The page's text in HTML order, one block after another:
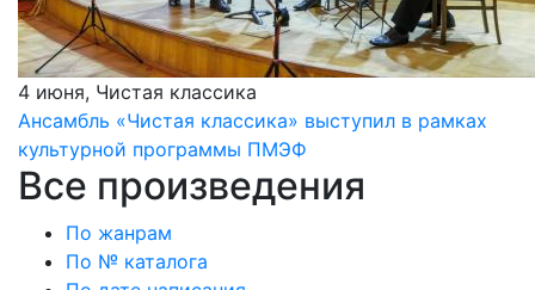
4 июня, Чистая классика
Ансамбль «Чистая классика» выступил в рамках
культурной программы ПМЭФ
Все произведения
По жанрам
По № каталога